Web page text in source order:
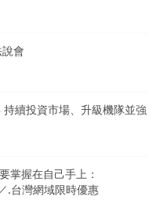
會
續投資市場、升級機隊並強
掌握在自己手上：
.台灣網域限時優惠